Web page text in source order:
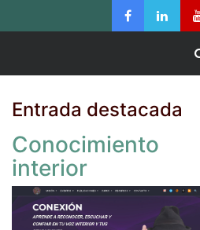
Entrada destacada
Conocimiento
interior